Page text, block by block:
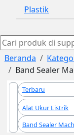
Plastik
Beranda
Band Sealer
Terbaru
Alat Ukur Listrik
Band Sealer